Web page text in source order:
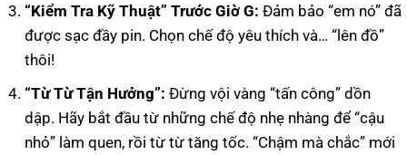
“Kiểm Tra Kỹ Thuật” Trước Giờ G: Đảm bảo “em nó” đã
được sạc đầy pin. Chọn chế độ yêu thích và… “lên đồ”
thôi!
“Từ Từ Tận Hưởng”: Đừng vội vàng “tấn công” dồn
dập. Hãy bắt đầu từ những chế độ nhẹ nhàng để “cậu
nhỏ” làm quen, rồi từ từ tăng tốc. “Chậm mà chắc” mới